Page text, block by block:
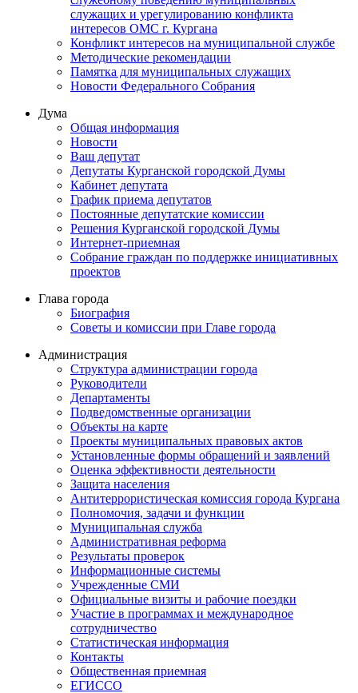
служащих и урегулированию конфликта
интересов ОМС г. Кургана
Конфликт интересов на муниципальной службе
Методические рекомендации
Памятка для муниципальных служащих
Новости Федерального Cобрания
Дума
Общая информация
Новости
Ваш депутат
Депутаты Курганской городской Думы
Кабинет депутата
График приема депутатов
Постоянные депутатские комиссии
Решения Курганской городской Думы
Интернет-приемная
Собрание граждан по поддержке инициативных
проектов
Глава города
Биография
Советы и комиссии при Главе города
Администрация
Структура администрации города
Руководители
Департаменты
Подведомственные организации
Объекты на карте
Проекты муниципальных правовых актов
Установленные формы обращений и заявлений
Оценка эффективности деятельности
Защита населения
Антитеррористическая комиссия города Кургана
Полномочия, задачи и функции
Муниципальная служба
Административная реформа
Результаты проверок
Информационные системы
Учрежденные СМИ
Официальные визиты и рабочие поездки
Участие в программах и международное
сотрудничество
Статистическая информация
Контакты
Общественная приемная
ЕГИССО